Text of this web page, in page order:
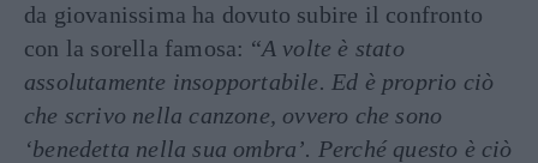
da giovanissima ha dovuto subire il confronto
con la sorella famosa: “A volte è stato
assolutamente insopportabile. Ed è proprio ciò
che scrivo nella canzone, ovvero che sono
‘benedetta nella sua ombra’. Perché questo è ciò